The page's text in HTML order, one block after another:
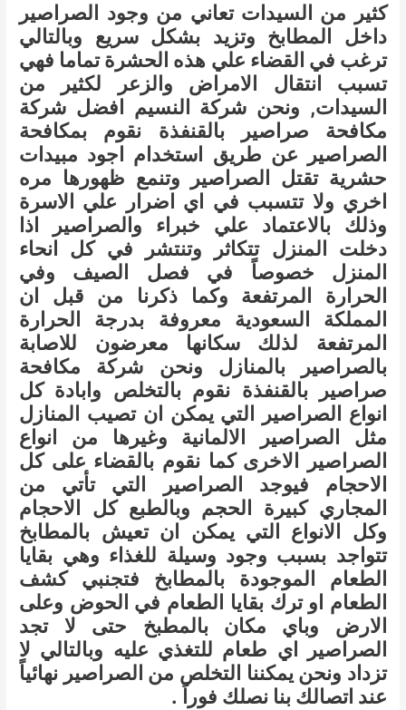
كثير من السيدات تعاني من وجود الصراصير
داخل المطابخ وتزيد بشكل سريع وبالتالي
ترغب في القضاء علي هذه الحشرة تماما فهي
تسبب انتقال الامراض والزعر لكثير من
السيدات, ونحن شركة النسيم افضل شركة
مكافحة صراصير بالقنفذة نقوم بمكافحة
الصراصير عن طريق استخدام اجود مبيدات
حشرية تقتل الصراصير وتنمع ظهورها مره
اخري ولا تتسبب في اي اضرار علي الاسرة
وذلك بالاعتماد علي خبراء والصراصير اذا
دخلت المنزل تتكاثر وتنتشر في كل انحاء
المنزل خصوصاً في فصل الصيف وفي
الحرارة المرتفعة وكما ذكرنا من قبل ان
المملكة السعودية معروفة بدرجة الحرارة
المرتفعة لذلك سكانها معرضون للاصابة
بالصراصير بالمنازل ونحن شركة مكافحة
صراصير بالقنفذة نقوم بالتخلص وابادة كل
انواع الصراصير التي يمكن ان تصيب المنازل
مثل الصراصير الالمانية وغيرها من انواع
الصراصير الاخرى كما نقوم بالقضاء على كل
الاحجام فيوجد الصراصير التي تأتي من
المجاري كبيرة الحجم وبالطبع كل الاحجام
وكل الانواع التي يمكن ان تعيش بالمطابخ
تتواجد بسبب وجود وسيلة للغذاء وهي بقايا
الطعام الموجودة بالمطابخ فتجنبي كشف
الطعام او ترك بقايا الطعام في الحوض وعلى
الارض وباي مكان بالمطبخ حتى لا تجد
الصراصير اي طعام للتغذي عليه وبالتالي لا
تزداد ونحن يمكننا التخلص من الصراصير نهائياً
عند اتصالك بنا نصلك فوراً .